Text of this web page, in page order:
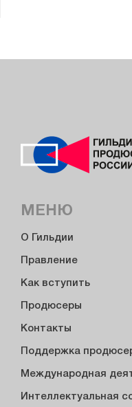
МЕНЮ
О Гильдии
Правление
Как вступить
Продюсеры
Контакты
Поддержка
Международная
Интеллектуальная